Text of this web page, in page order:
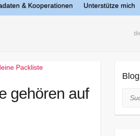
& Kooperationen Unterstütze mich
gehören auf
Suche